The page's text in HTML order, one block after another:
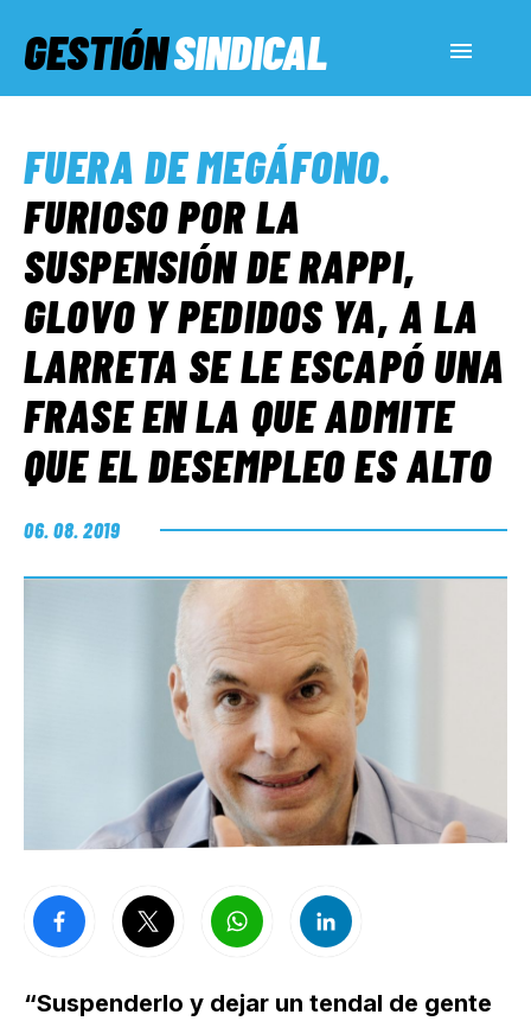
GESTIÓNSINDICAL
SERVICIOS SOCIALES
INFORMES ESPECIALES
FUERA DE MEGÁFONO
EL LADO «G»
FUERA DE MEGÁFONO.
FURIOSO POR LA
SUSPENSIÓN DE RAPPI,
GLOVO Y PEDIDOS YA, A LA
LARRETA SE LE ESCAPÓ UNA
FRASE EN LA QUE ADMITE
QUE EL DESEMPLEO ES ALTO
06. 08. 2019
“Suspenderlo y dejar un tendal de gente